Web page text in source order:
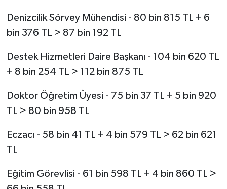
Denizcilik Sörvey Mühendisi - 80 bin 815 TL + 6
bin 376 TL > 87 bin 192 TL
Destek Hizmetleri Daire Başkanı - 104 bin 620 TL
+ 8 bin 254 TL > 112 bin 875 TL
Doktor Öğretim Üyesi - 75 bin 37 TL + 5 bin 920
TL > 80 bin 958 TL
Eczacı - 58 bin 41 TL + 4 bin 579 TL > 62 bin 621
TL
Eğitim Görevlisi - 61 bin 598 TL + 4 bin 860 TL >